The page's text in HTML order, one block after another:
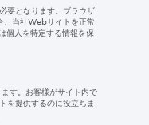
要となります。ブラウザ
、当社Webサイトを正常
個人を特定する情報を保
す。お客様がサイト内で
を提供するのに役立ちま